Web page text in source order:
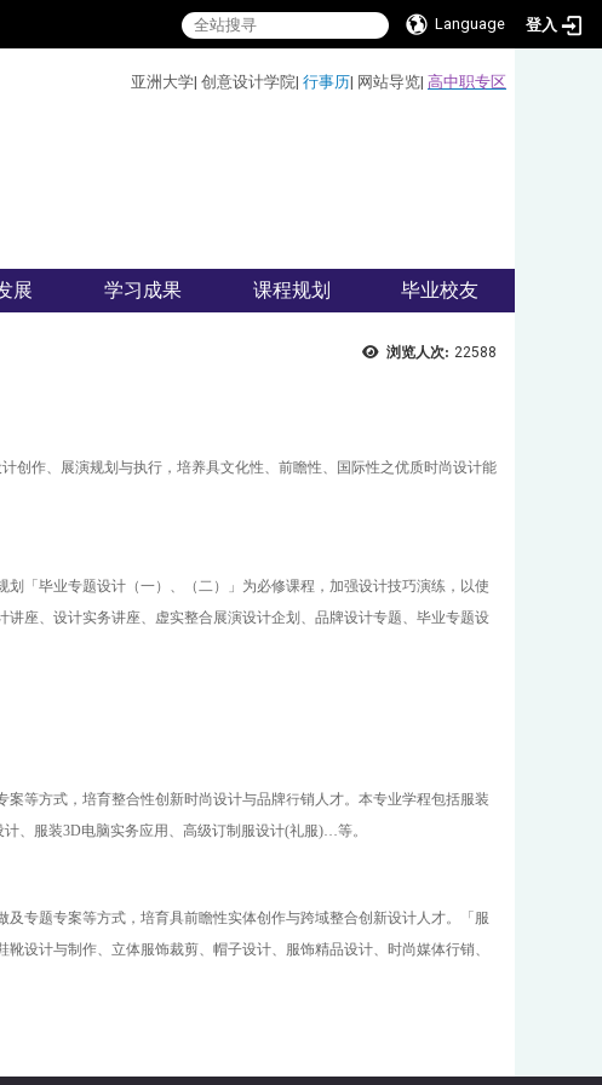
Language 登入
亚洲大学| 创意设计学院| 行事历| 网站导览| 高中职专区
展 学习成果 课程规划 毕业校友
浏览人次: 22588
创作、展演规划与执行，培养具文化性、前瞻性、国际性之优质时尚设计能
「毕业专题设计（一） 、
（二）」为必修课程，加强设计技巧演练，以使
座、设计实务讲座、虚实整合展演设计企划、品牌设计专题、毕业专题设
等方式，培育整合性创新时尚设计与品牌行销人才。本专业学程包括服装
、服装3D电脑实务应用、高级订制服设计(礼服)…等。
专题专案等方式，培育具前瞻性实体创作与跨域整合创新设计人才。
「服
设计与制作、立体服饰裁剪、帽子设计、服饰精品设计、时尚媒体行销、